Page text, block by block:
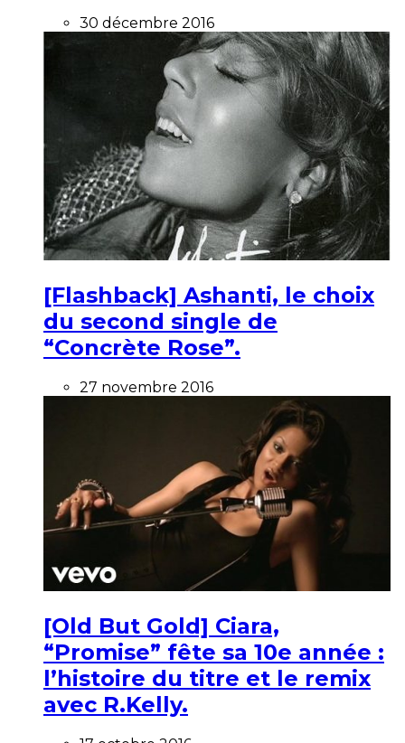
30 décembre 2016
[Flashback] Ashanti, le choix
du second single de
“Concrète Rose”.
27 novembre 2016
[Old But Gold] Ciara,
“Promise” fête sa 10e année :
l’histoire du titre et le remix
avec R.Kelly.